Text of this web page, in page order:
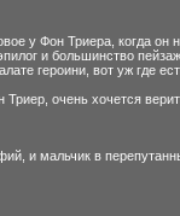
у Фон Триера, когда он
и большинство
героини, вот уж где
очень хочется
и мальчик в